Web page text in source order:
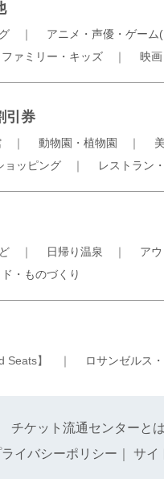
｜ アニメ・声優・ゲーム
ファミリー・キッズ ｜ 映
引券
｜ 動物園・植物園 ｜
ョッピング ｜ レストラン
｜ 日帰り温泉 ｜ ア
・ものづくり
Seats】 ｜ ロサンゼルス
チケット流通センターとは
ライバシーポリシー
サイ